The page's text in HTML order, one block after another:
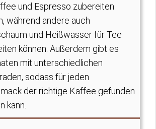
und Espresso zubereiten
während andere auch
und Heißwasser für Tee
können. Außerdem gibt es
mit unterschiedlichen
sodass für jeden
der richtige Kaffee gefunden
kann.